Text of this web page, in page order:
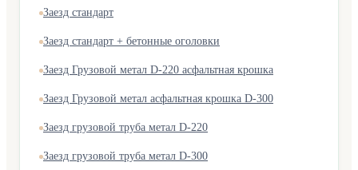
Заезд стандарт
Заезд стандарт + бетонные оголовки
Заезд Грузовой метал D-220 асфальтная крошка
Заезд Грузовой метал асфальтная крошка D-300
Заезд грузовой труба метал D-220
Заезд грузовой труба метал D-300